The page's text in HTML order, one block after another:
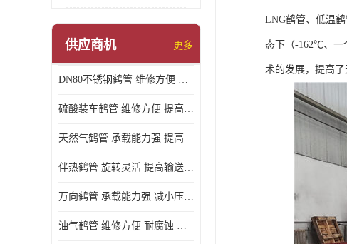
供应商机 更多
DN80不锈钢鹤管 维修方便 提高输送效率
硫酸装车鹤管 维修方便 提高输送效率
天然气鹤管 承载能力强 提高输送效率
伴热鹤管 旋转灵活 提高输送效率
万向鹤管 承载能力强 减小压力损失
油气鹤管 维修方便 耐腐蚀 耐高温
LNG鹤管、低温
态下（-162℃、一
术的发展，提高